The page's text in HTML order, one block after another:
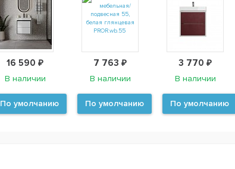
16 590 ₽
В наличии
По умолчанию
7 763 ₽
В наличии
По умолчанию
3 770 ₽
В наличии
По умолчанию